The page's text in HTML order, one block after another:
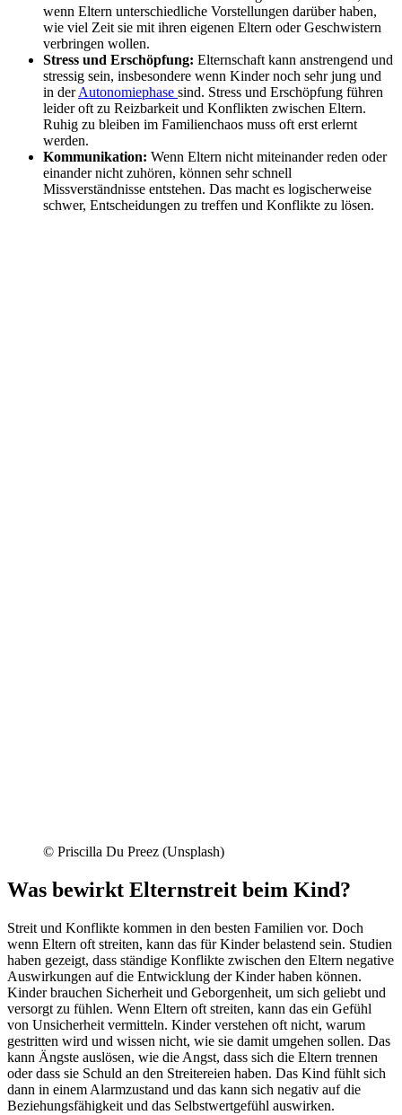
wenn Eltern unterschiedliche Vorstellungen darüber haben,
wie viel Zeit sie mit ihren eigenen Eltern oder Geschwistern
verbringen wollen.
Stress und Erschöpfung: Elternschaft kann anstrengend und
stressig sein, insbesondere wenn Kinder noch sehr jung und
in derAutonomiephase sind. Stress und Erschöpfung führen
leider oft zu Reizbarkeit und Konflikten zwischen Eltern.
Ruhig zu bleiben im Familienchaos muss oft erst erlernt
werden.
Kommunikation: Wenn Eltern nicht miteinander reden oder
einander nicht zuhören, können sehr schnell
Missverständnisse entstehen. Das macht es logischerweise
schwer, Entscheidungen zu treffen und Konflikte zu lösen.
© Priscilla Du Preez (Unsplash)
Was bewirkt Elternstreit beim Kind?
Streit und Konflikte kommen in den besten Familien vor. Doch
wenn Eltern oft streiten, kann das für Kinder belastend sein. Studien
haben gezeigt, dass ständige Konflikte zwischen den Eltern negative
Auswirkungen auf die Entwicklung der Kinder haben können.
Kinder brauchen Sicherheit und Geborgenheit, um sich geliebt und
versorgt zu fühlen. Wenn Eltern oft streiten, kann das ein Gefühl
von Unsicherheit vermitteln. Kinder verstehen oft nicht, warum
gestritten wird und wissen nicht, wie sie damit umgehen sollen. Das
kann Ängste auslösen, wie die Angst, dass sich die Eltern trennen
oder dass sie Schuld an den Streitereien haben. Das Kind fühlt sich
dann in einem Alarmzustand und das kann sich negativ auf die
Beziehungsfähigkeit und das Selbstwertgefühl auswirken.